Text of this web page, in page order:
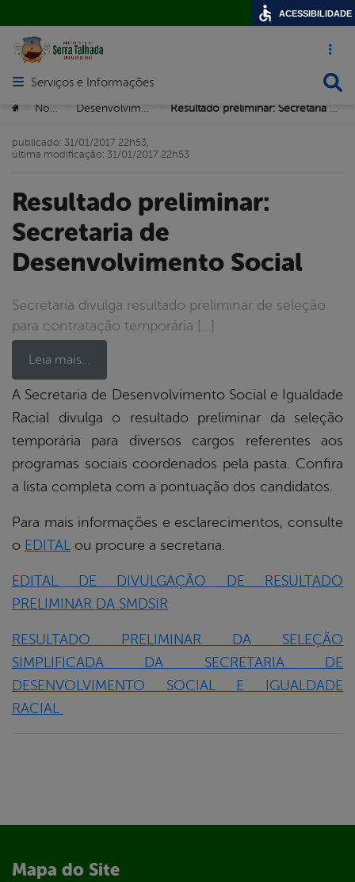
Acesso
Abrir menu principal de navegação
Serviços e Informações
Você está aqui:
> > >
Resultado preliminar:
Secretaria de
Desenvolvimento Social
Secretaria divulga resultado preliminar de seleção
para contratação temporária […]
Leia mais…
publicado: 31/01/2017 22h53,
última modificação: 31/01/2017 22h53
A Secretaria de Desenvolvimento Social e Igualdade
Racial divulga o resultado preliminar da seleção
temporária para diversos cargos referentes aos
programas sociais coordenados pela pasta. Confira
a lista completa com a pontuação dos candidatos.
Para mais informações e esclarecimentos, consulte
o EDITAL ou procure a secretaria.
EDITAL DE DIVULGAÇÃO DE RESULTADO
PRELIMINAR DA SMDSIR
RESULTADO PRELIMINAR DA SELEÇÃO
SIMPLIFICADA DA SECRETARIA DE
DESENVOLVIMENTO SOCIAL E IGUALDADE
RACIAL
Mapa do Site
ACESSIBILIDADE